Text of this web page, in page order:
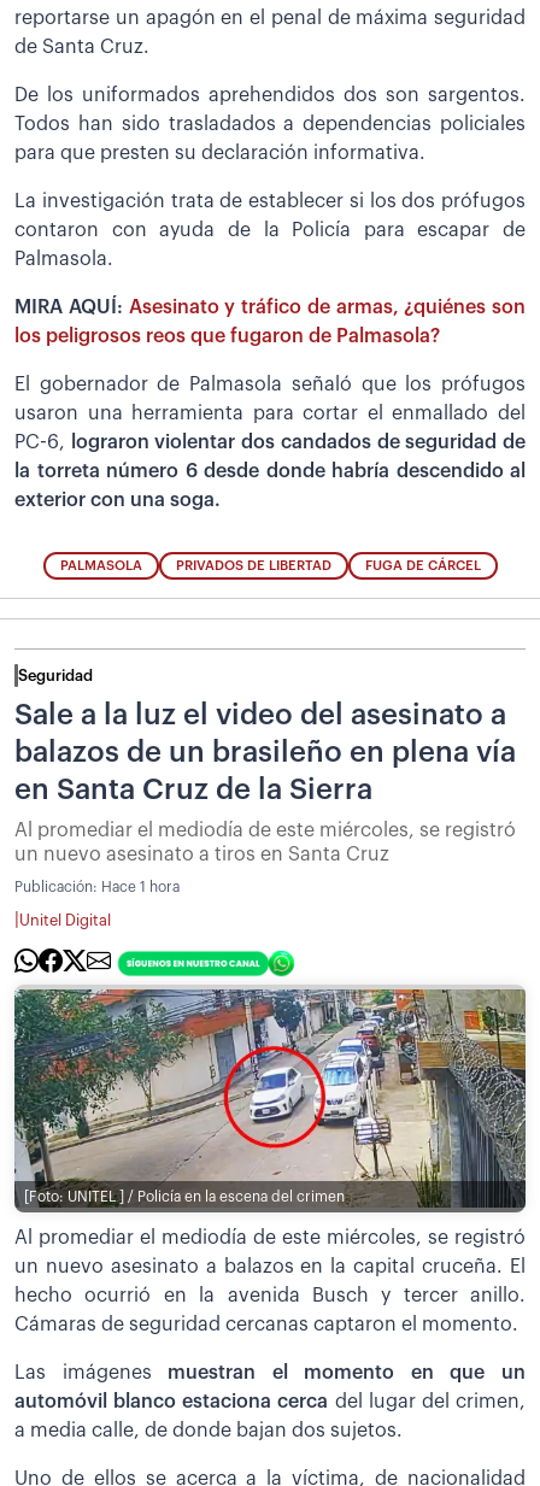
reportarse un apagón en el penal de máxima seguridad
de Santa Cruz.
De los uniformados aprehendidos dos son sargentos.
Todos han sido trasladados a dependencias policiales
para que presten su declaración informativa.
La investigación trata de establecer si los dos prófugos
contaron con ayuda de la Policía para escapar de
Palmasola.
MIRA AQUÍ: Asesinato y tráfico de armas, ¿quiénes son
los peligrosos reos que fugaron de Palmasola?
El gobernador de Palmasola señaló que los prófugos
usaron una herramienta para cortar el enmallado del
PC-6,
lograron violentar dos candados de seguridad de
la torreta número 6 desde donde habría descendido al
exterior con una soga.
PALMASOLA PRIVADOS DE LIBERTAD FUGA DE CÁRCEL
Seguridad
Sale a la luz el video del asesinato a
balazos de un brasileño en plena vía
en Santa Cruz de la Sierra
Al promediar el mediodía de este miércoles, se registró
un nuevo asesinato a tiros en Santa Cruz
Publicación: Hace 1 hora
Unitel Digital
[Foto: UNITEL ] / Policía en la escena del crimen
Al promediar el mediodía de este miércoles, se registró
un nuevo asesinato a balazos en la capital cruceña. El
hecho ocurrió en la avenida Busch y tercer anillo.
Cámaras de seguridad cercanas captaron el momento.
Las imágenes muestran el momento en que un
automóvil blanco estaciona cerca del lugar del crimen,
a media calle, de donde bajan dos sujetos.
Uno de ellos se acerca a la víctima, de nacionalidad